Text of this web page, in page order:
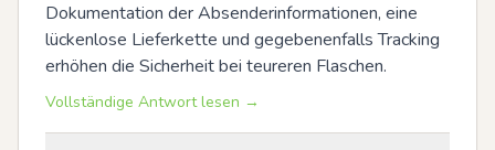
Dokumentation der Absenderinformationen, eine
lückenlose Lieferkette und gegebenenfalls Tracking
erhöhen die Sicherheit bei teureren Flaschen.
Vollständige Antwort lesen →